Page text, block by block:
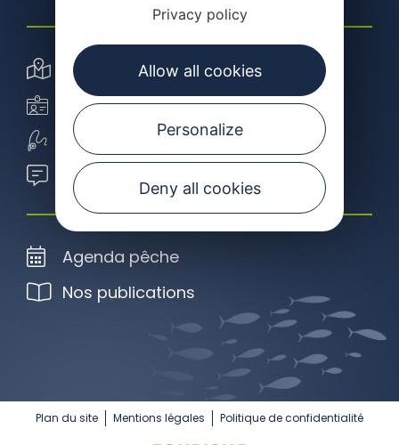
Carte interactive
Carte de pêche
Ecole de pêche
Blog de l'école de pêche
Agenda pêche
Nos publications
Plan du site Mentions légales Politique de confidentialité
Privacy policy
Allow all cookies
Personalize
Deny all cookies